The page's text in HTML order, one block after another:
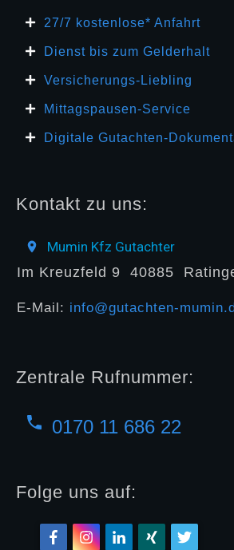
27/7 kosten lose* Anfahrt
Dienst bis zum Gelderhalt
Versicherungs-Liebling
Mittagspausen-Service
Digitale Gutachten-
Kontakt zu uns:
Mumin Kfz Gutachter
Im Kreuzfeld 9 40885
E-Mail: info@gutachten-
Zentrale Rufnummer:
0170 11 686 22
Folge uns auf: